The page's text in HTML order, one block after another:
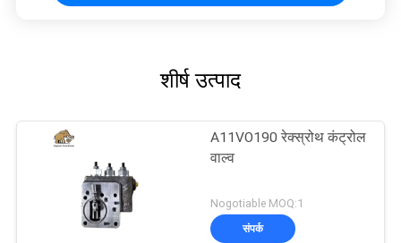
शीर्ष उत्पाद
A11VO190 रेक्स्रोथ कंट्रोल
वाल्व
Nogotiable MOQ:1
संपर्क